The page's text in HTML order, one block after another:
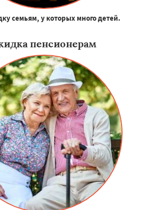
семьям, у которых много детей.
пенсионерам